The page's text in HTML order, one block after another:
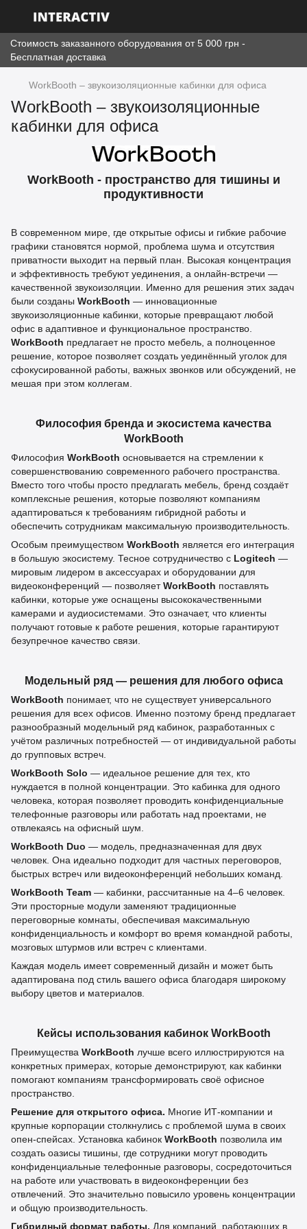
Стоимость заказанного оборудования от 5 000 грн -
Бесплатная доставка
WorkBooth – звукоизоляционные кабинки для офиса
WorkBooth – звукоизоляционные
кабинки для офиса
WorkBooth - пространство для тишины и
продуктивности
В современном мире, где открытые офисы и гибкие рабочие
графики становятся нормой, проблема шума и отсутствия
приватности выходит на первый план. Высокая концентрация
и эффективность требуют уединения, а онлайн-встречи —
качественной звукоизоляции. Именно для решения этих задач
были созданы WorkBooth — инновационные
звукоизоляционные кабинки, которые превращают любой
офис в адаптивное и функциональное пространство.
WorkBooth предлагает не просто мебель, а полноценное
решение, которое позволяет создать уединённый уголок для
сфокусированной работы, важных звонков или обсуждений, не
мешая при этом коллегам.
Философия бренда и экосистема качества
WorkBooth
Философия WorkBooth основывается на стремлении к
совершенствованию современного рабочего пространства.
Вместо того чтобы просто предлагать мебель, бренд создаёт
комплексные решения, которые позволяют компаниям
адаптироваться к требованиям гибридной работы и
обеспечить сотрудникам максимальную производительность.
Особым преимуществом WorkBooth является его интеграция
в большую экосистему. Тесное сотрудничество с Logitech —
мировым лидером в аксессуарах и оборудовании для
видеоконференций — позволяетWorkBooth поставлять
кабинки, которые уже оснащены высококачественными
камерами и аудиосистемами. Это означает, что клиенты
получают готовые к работе решения, которые гарантируют
безупречное качество связи.
Модельный ряд — решения для любого офиса
WorkBooth понимает, что не существует универсального
решения для всех офисов. Именно поэтому бренд предлагает
разнообразный модельный ряд кабинок, разработанных с
учётом различных потребностей — от индивидуальной работы
до групповых встреч.
WorkBooth Solo — идеальное решение для тех, кто
нуждается в полной концентрации. Это кабинка для одного
человека, которая позволяет проводить конфиденциальные
телефонные разговоры или работать над проектами, не
отвлекаясь на офисный шум.
WorkBooth Duo — модель, предназначенная для двух
человек. Она идеально подходит для частных переговоров,
быстрых встреч или видеоконференций небольших команд.
WorkBooth Team — кабинки, рассчитанные на 4–6 человек.
Эти просторные модули заменяют традиционные
переговорные комнаты, обеспечивая максимальную
конфиденциальность и комфорт во время командной работы,
мозговых штурмов или встреч с клиентами.
Каждая модель имеет современный дизайн и может быть
адаптирована под стиль вашего офиса благодаря широкому
выбору цветов и материалов.
Кейсы использования кабинок WorkBooth
Преимущества WorkBooth лучше всего иллюстрируются на
конкретных примерах, которые демонстрируют, как кабинки
помогают компаниям трансформировать своё офисное
пространство.
Решение для открытого офиса. Многие ИТ-компании и
крупные корпорации столкнулись с проблемой шума в своих
опен-спейсах. Установка кабинок WorkBooth позволила им
создать оазисы тишины, где сотрудники могут проводить
конфиденциальные телефонные разговоры, сосредоточиться
на работе или участвовать в видеоконференции без
отвлечений. Это значительно повысило уровень концентрации
и общую производительность.
Гибридный формат работы. Для компаний, работающих в